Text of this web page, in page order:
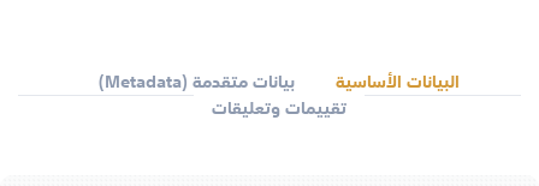
البيانات الأساسية
بيانات متقدمة (Metadata)
تقييمات وتعليقات